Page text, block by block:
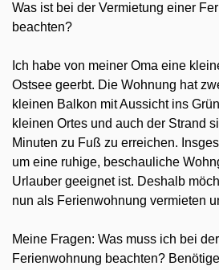
Was ist bei der Vermietung einer
beachten?
Ich habe von meiner Oma eine
Ostsee geerbt. Die Wohnung hat
kleinen Balkon mit Aussicht ins
kleinen Ortes und auch der Strand
Minuten zu Fuß zu erreichen.
um eine ruhige, beschauliche
Urlauber geeignet ist. Deshalb
nun als Ferienwohnung vermieten
Meine Fragen: Was muss ich bei
Ferienwohnung beachten?